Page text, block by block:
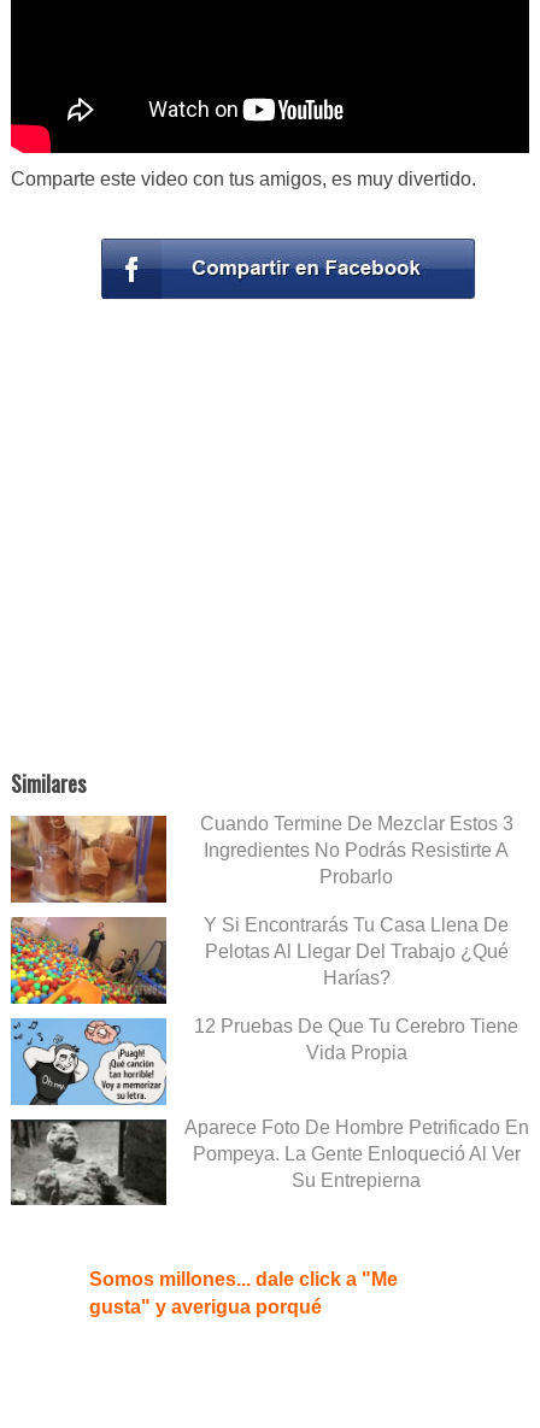
Comparte este video con tus amigos, es muy divertido.
Similares
Cuando Termine De Mezclar Estos 3
Ingredientes No Podrás Resistirte A
Probarlo
Y Si Encontrarás Tu Casa Llena De
Pelotas Al Llegar Del Trabajo ¿Qué
Harías?
12 Pruebas De Que Tu Cerebro Tiene
Vida Propia
Aparece Foto De Hombre Petrificado En
Pompeya. La Gente Enloqueció Al Ver
Su Entrepierna
Somos millones... dale click a "Me
gusta" y averigua porqué